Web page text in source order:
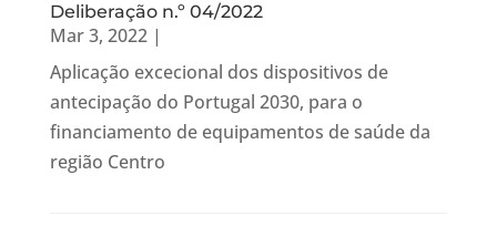
Deliberação n.º 04/2022
Mar 3, 2022|
Aplicação excecional dos dispositivos de
antecipação do Portugal 2030, para o
financiamento de equipamentos de saúde da
região Centro